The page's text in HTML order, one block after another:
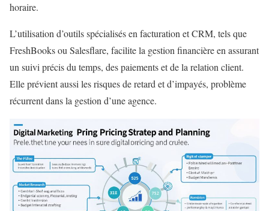
horaire.
L’utilisation d’outils spécialisés en facturation et CRM, tels que
FreshBooks ou Salesflare, facilite la gestion financière en assurant
un suivi précis du temps, des paiements et de la relation client.
Elle prévient aussi les risques de retard et d’impayés, problème
récurrent dans la gestion d’une agence.